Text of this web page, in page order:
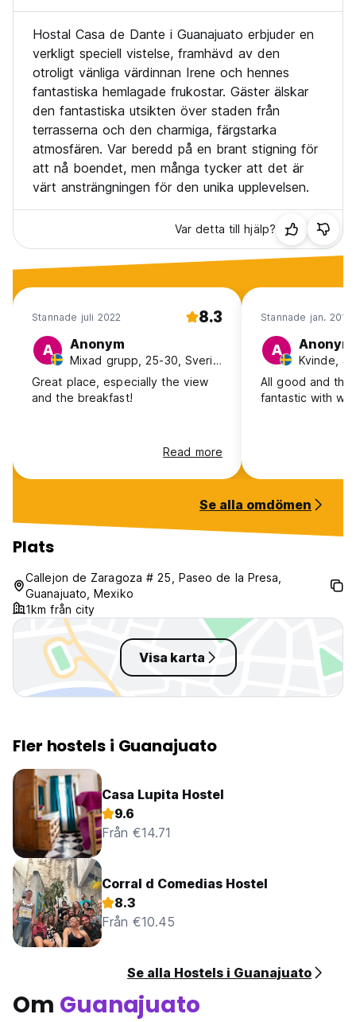
Hostal Casa de Dante i Guanajuato erbjuder en
verkligt speciell vistelse, framhävd av den
otroligt vänliga värdinnan Irene och hennes
fantastiska hemlagade frukostar. Gäster älskar
den fantastiska utsikten över staden från
terrasserna och den charmiga, färgstarka
atmosfären. Var beredd på en brant stigning för
att nå boendet, men många tycker att det är
värt ansträngningen för den unika upplevelsen.
Var detta till hjälp?
Stannade juli 2022 8.3
A Anonym
Mixad grupp, 25-30, Sverige
Great place, especially the view
and the breakfast!
Read more
Stannade jan. 2019
A Anonym
Kvinde,
All good and the
fantastic with
Se alla omdömen
Plats
Callejon de Zaragoza # 25, Paseo de la Presa,
Guanajuato, Mexiko
1km från city
Visa karta
Fler hostels i Guanajuato
Casa Lupita Hostel
9.6
Från €14.71
Corral d Comedias Hostel
8.3
Från €10.45
Se alla Hostels i Guanajuato
Om Guanajuato